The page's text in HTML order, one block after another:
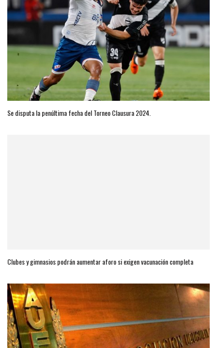
Se disputa la penúltima fecha del Torneo Clausura 2024.
Clubes y gimnasios podrán aumentar aforo si exigen vacunación completa